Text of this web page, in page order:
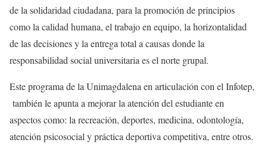
de la solidaridad ciudadana, para la promoción de principios
como la calidad humana, el trabajo en equipo, la horizontalidad
de las decisiones y la entrega total a causas donde la
responsabilidad social universitaria es el norte grupal.
Este programa de la Unimagdalena en articulación con el Infotep,
también le apunta a mejorar la atención del estudiante en
aspectos como: la recreación, deportes, medicina, odontología,
atención psicosocial y práctica deportiva competitiva, entre otros.